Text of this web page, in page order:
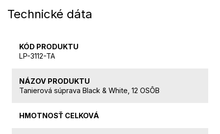
Technické dáta
KÓD PRODUKTU
LP-3112-TA
NÁZOV PRODUKTU
Tanierová súprava Black & White, 12 OSÔB
HMOTNOSŤ CELKOVÁ